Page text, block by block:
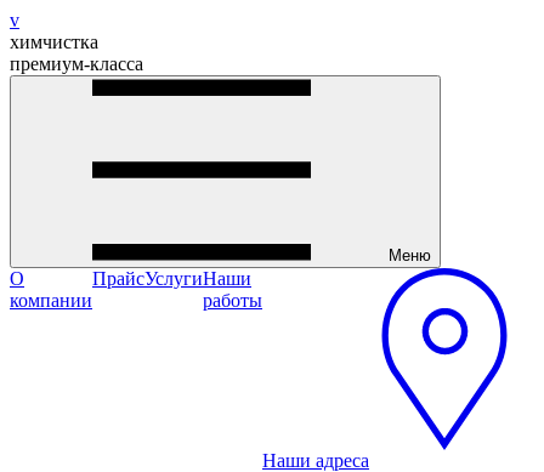
v
химчистка
премиум-класса
Меню
О
компании
ПрайсУслугиНаши
работы
Наши адреса